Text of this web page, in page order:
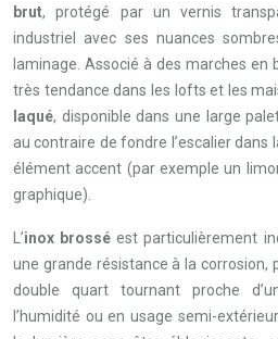
brut, protégé par un vernis
industriel avec ses nuances
laminage. Associé à des marches en
très tendance dans les lofts et les
laqué, disponible dans une large
au contraire de fondre l’escalier dans
élément accent (par exemple un
graphique).
L’inox brossé est particulièrement
une grande résistance à la corrosion,
double quart tournant proche
l’humidité ou en usage semi-